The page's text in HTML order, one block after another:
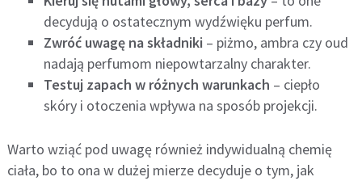
decydują o ostatecznym wydźwięku perfum.
Zwróć uwagę na składniki – piżmo, ambra czy oud
nadają perfumom niepowtarzalny charakter.
Testuj zapach w różnych warunkach – ciepło
skóry i otoczenia wpływa na sposób projekcji.
Warto wziąć pod uwagę również indywidualną chemię
ciała, bo to ona w dużej mierze decyduje o tym, jak